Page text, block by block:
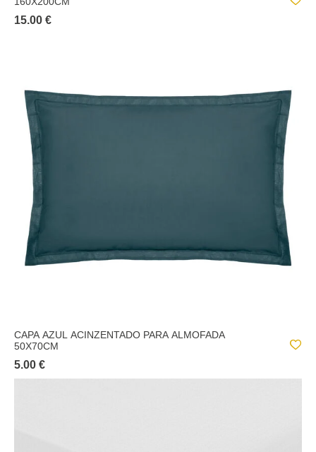
15.00 €
CAPA AZUL ACINZENTADO PARA ALMOFADA
50X70CM
5.00 €